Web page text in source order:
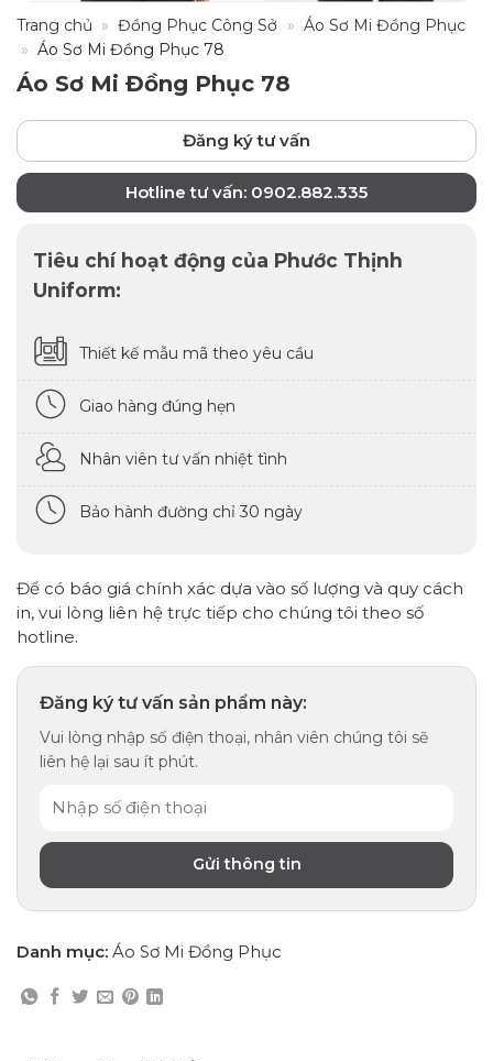
Trang chủ » Đồng Phục Công Sở » Áo Sơ Mi Đồng Phục
» Áo Sơ Mi Đồng Phục 78
Áo Sơ Mi Đồng Phục 78
Đăng ký tư vấn
Hotline tư vấn: 0902.882.335
Tiêu chí hoạt động của Phước Thịnh
Uniform:
Thiết kế mẫu mã theo yêu cầu
Giao hàng đúng hẹn
Nhân viên tư vấn nhiệt tình
Bảo hành đường chỉ 30 ngày
Để có báo giá chính xác dựa vào số lượng và quy cách
in, vui lòng liên hệ trực tiếp cho chúng tôi theo số
hotline.
Đăng ký tư vấn sản phẩm này:
Vui lòng nhập số điện thoại, nhân viên chúng tôi sẽ
liên hệ lại sau ít phút.
Danh mục: Áo Sơ Mi Đồng Phục